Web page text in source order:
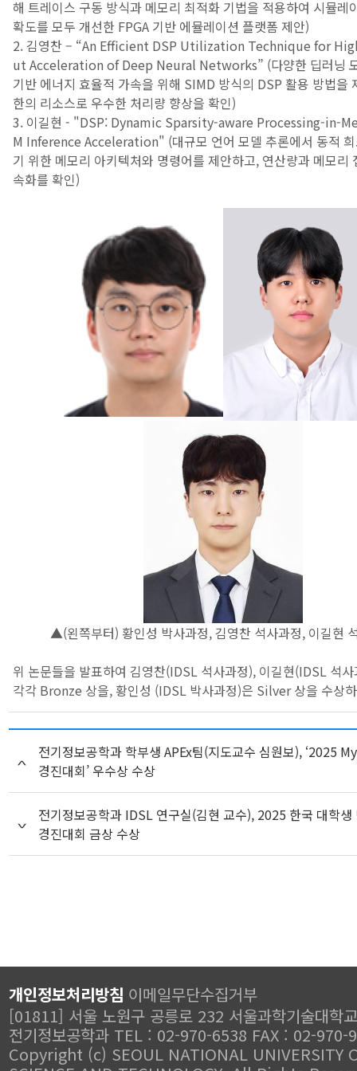
해 트레이스 구동 방식과 메모리 최적화 기법을 적용하여 시뮬레
확도를 모두 개선한 FPGA 기반 에뮬레이션 플랫폼 제안)
2. 김영찬 – “An Efficient DSP Utilization Technique for
ut Acceleration of Deep Neural Networks” (다양한 딥러닝
기반 에너지 효율적 가속을 위해 SIMD 방식의 DSP 활용 방법을
한의 리소스로 우수한 처리량 향상을 확인)
3. 이길현 - "DSP: Dynamic Sparsity-aware Processing-in-
M Inference Acceleration" (대규모 언어 모델 추론에서 동적
기 위한 메모리 아키텍처와 명령어를 제안하고, 연산량과 메모리
속화를 확인)
▲(왼쪽부터) 황인성 박사과정, 김영찬 석사과정, 이길현
위 논문들을 발표하여 김영찬(IDSL 석사과정), 이길현(IDSL 석
각각 Bronze 상을, 황인성 (IDSL 박사과정)은 Silver 상을 수상
전기정보공학과 학부생 APEx팀(지도교수 심원보), ‘2025
경진대회’ 우수상 수상
전기정보공학과 IDSL 연구실(김현 교수), 2025 한국 대학생
경진대회 금상 수상
개인정보처리방침 이메일무단수집거부
[01811] 서울 노원구 공릉로 232 서울과학기술대학
전기정보공학과 TEL : 02-970-6538 FAX : 02-970-
Copyright (c) SEOUL NATIONAL UNIVERSITY